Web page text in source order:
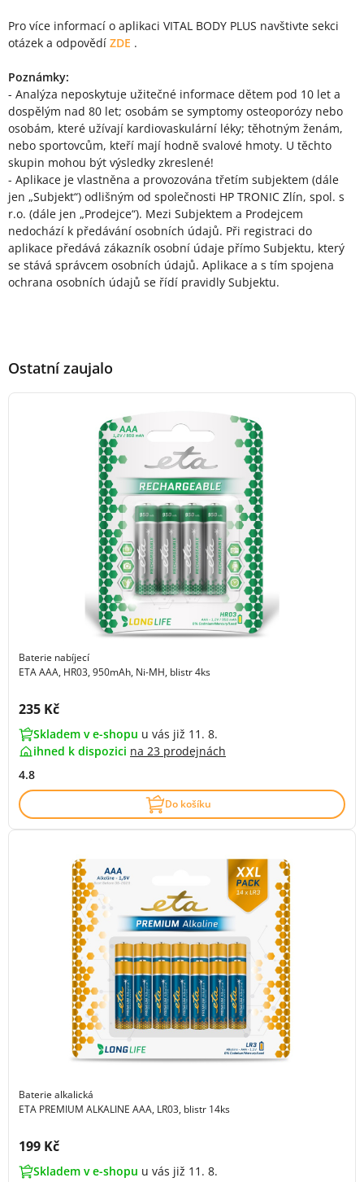
Pro více informací o aplikaci VITAL BODY PLUS navštivte sekci
otázek a odpovědí ZDE .
Poznámky:
- Analýza neposkytuje užitečné informace dětem pod 10 let a
dospělým nad 80 let; osobám se symptomy osteoporózy nebo
osobám, které užívají kardiovaskulární léky; těhotným ženám,
nebo sportovcům, kteří mají hodně svalové hmoty. U těchto
skupin mohou být výsledky zkreslené!
- Aplikace je vlastněna a provozována třetím subjektem (dále
jen „Subjekt“) odlišným od společnosti HP TRONIC Zlín, spol. s
r.o. (dále jen „Prodejce“). Mezi Subjektem a Prodejcem
nedochází k předávání osobních údajů. Při registraci do
aplikace předává zákazník osobní údaje přímo Subjektu, který
se stává správcem osobních údajů. Aplikace a s tím spojena
ochrana osobních údajů se řídí pravidly Subjektu.
Ostatní zaujalo
Baterie nabíjecí
ETA AAA, HR03, 950mAh, Ni-MH, blistr 4ks
Cena s DPH:
235 Kč
Skladem v e-shopu u vás již 11. 8.
ihned k dispozici na 23 prodejnách
4.8
Do košíku
Baterie alkalická
ETA PREMIUM ALKALINE AAA, LR03, blistr 14ks
Cena s DPH:
199 Kč
Skladem v e-shopu u vás již 11. 8.